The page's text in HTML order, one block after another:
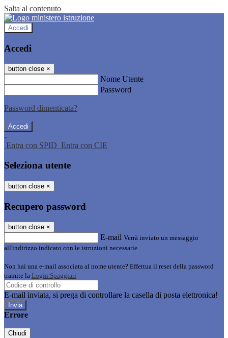
Salta al contenuto
Accedi
Accedi
button close ×
Nome Utente
Password
Password dimenticata?
-
Entra con SPID Entra con CIE
Seleziona utente
button close ×
Recupero password
button close ×
E-mail Verrà inviato un messaggio
all'indirizzo indicato con le istruzioni necessarie.
Non hai una e-mail associata al nome utente? Effettua il reset della password
tramite la Login Spaggiari
E-mail inviata, si prega di controllare la casella di posta elettronica!
Errore
Chiudi